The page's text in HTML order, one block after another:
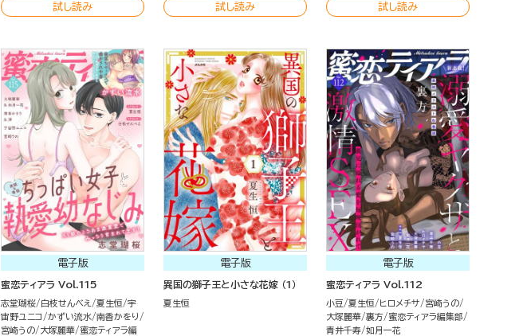
試し読み 試し読み 試し読み
電子版
蜜恋ティアラ Vol.115
志堂瑚桜 白枝せんべえ 夏生恒
宇
宙野ユニコ
かずい流水
南香かをり
宮崎うの
大塚麗華
蜜恋ティアラ編
電子版
異国の獅子王と小さな花嫁 （1）
夏生恒
電子版
蜜恋ティアラ Vol.112
小豆 夏生恒 ヒロメチサ
宮崎うの
大塚麗華 裏方
蜜恋ティアラ編集部
青井千寿 如月一花